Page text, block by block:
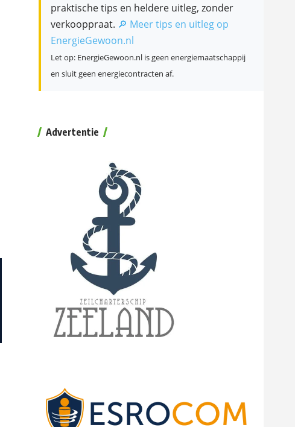
praktische tips en heldere uitleg, zonder
verkooppraat. 🔎 Meer tips en uitleg op
EnergieGewoon.nl
Let op: EnergieGewoon.nl is geen energiemaatschappij
en sluit geen energiecontracten af.
Advertentie